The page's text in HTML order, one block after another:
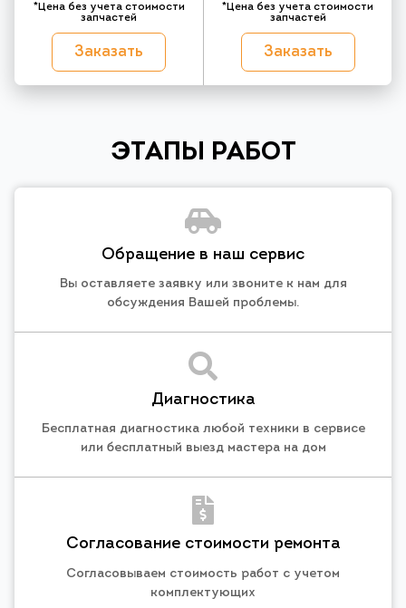
*Цена без учета стоимости
запчастей
Заказать
*Цена без учета стоимости
запчастей
Заказать
ЭТАПЫ РАБОТ
Обращение в наш сервис
Вы оставляете заявку или звоните к нам для
обсуждения Вашей проблемы.
Диагностика
Бесплатная диагностика любой техники в сервисе
или бесплатный выезд мастера на дом
Согласование стоимости ремонта
Согласовываем стоимость работ с учетом
комплектующих